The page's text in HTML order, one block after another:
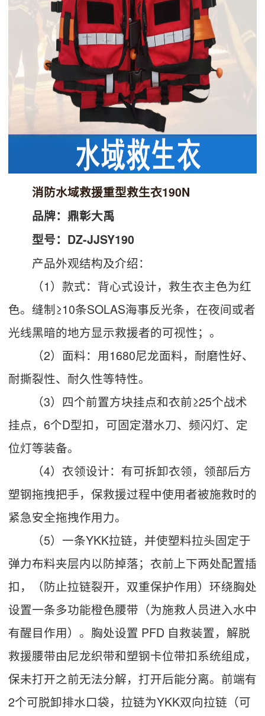
消防水域救援重型救生衣190N
品牌：鼎彰大禹
型号：DZ-JJSY190
产品外观结构及介绍：
（1）款式：背心式设计，救生衣主色为红
色。缝制≥10条SOLAS海事反光条，在夜间或者
光线黑暗的地方显示救援者的可视性；。
（2）面料：用1680尼龙面料，耐磨性好、
耐撕裂性、耐久性等特性。
（3）四个前置方块挂点和衣前≥25个战术
挂点，6个D型扣，可固定潜水刀、频闪灯、定
位灯等装备。
（4）衣领设计：有可拆卸衣领，领部后方
塑钢拖拽把手，保救援过程中使用者被施救时的
紧急安全拖拽作用力。
（5）一条YKK拉链，并使塑料拉头固定于
弹力布料夹层内以防掉落；衣前上下两处配置插
扣，（防止拉链裂开，双重保护作用）环绕胸处
设置一条多功能橙色腰带（为施救人员进入水中
有醒目作用）。胸处设置 PFD 自救装置，解脱
救援腰带由尼龙织带和塑钢卡位带扣系统组成，
保未打开之前无法分解，打开后能分离。前端有
2个可脱卸排水口袋，拉链为YKK双向拉链（可